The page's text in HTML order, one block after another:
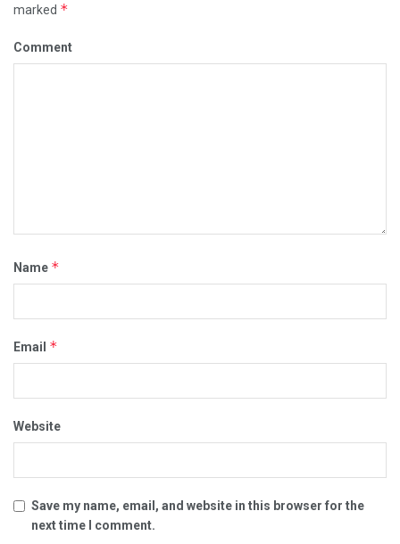
marked *
Comment
Name *
Email *
Website
Save my name, email, and website in this browser for the
next time I comment.